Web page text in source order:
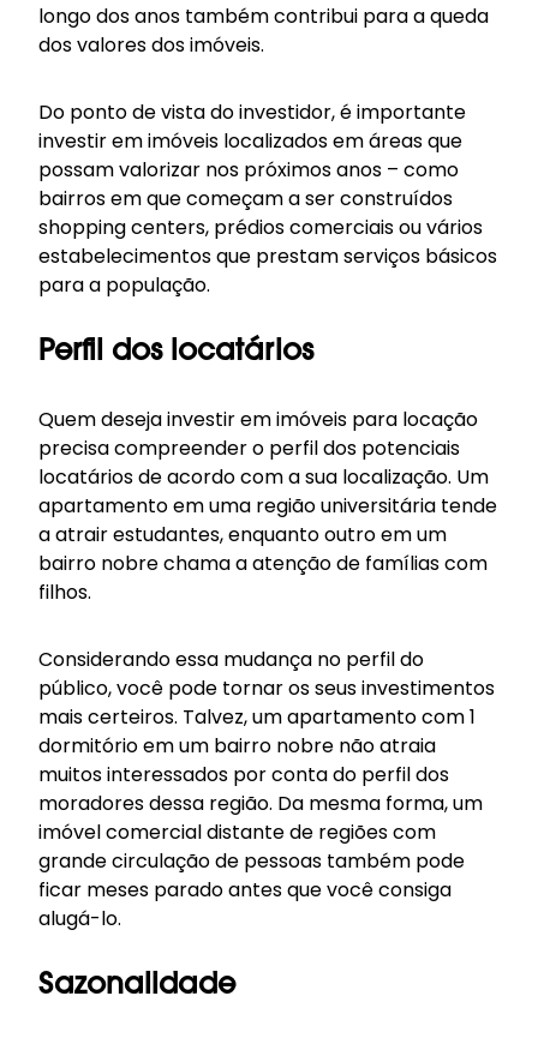
longo dos anos também contribui para a queda
dos valores dos imóveis.
Do ponto de vista do investidor, é importante
investir em imóveis localizados em áreas que
possam valorizar nos próximos anos – como
bairros em que começam a ser construídos
shopping centers, prédios comerciais ou vários
estabelecimentos que prestam serviços básicos
para a população.
Perfil dos locatários
Quem deseja investir em imóveis para locação
precisa compreender o perfil dos potenciais
locatários de acordo com a sua localização. Um
apartamento em uma região universitária tende
a atrair estudantes, enquanto outro em um
bairro nobre chama a atenção de famílias com
filhos.
Considerando essa mudança no perfil do
público, você pode tornar os seus investimentos
mais certeiros. Talvez, um apartamento com 1
dormitório em um bairro nobre não atraia
muitos interessados por conta do perfil dos
moradores dessa região. Da mesma forma, um
imóvel comercial distante de regiões com
grande circulação de pessoas também pode
ficar meses parado antes que você consiga
alugá-lo.
Sazonalidade